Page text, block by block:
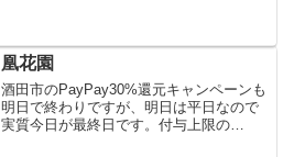
焼きそ...
凰花園
酒田市のPayPay30%還元キャンペーンも
明日で終わりですが、明日は平日なので
実質今日が最終日です。付与上限の